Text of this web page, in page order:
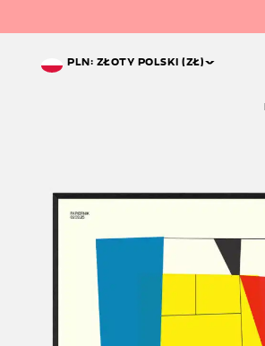
PLN: ZŁOTY POLSKI (ZŁ)^